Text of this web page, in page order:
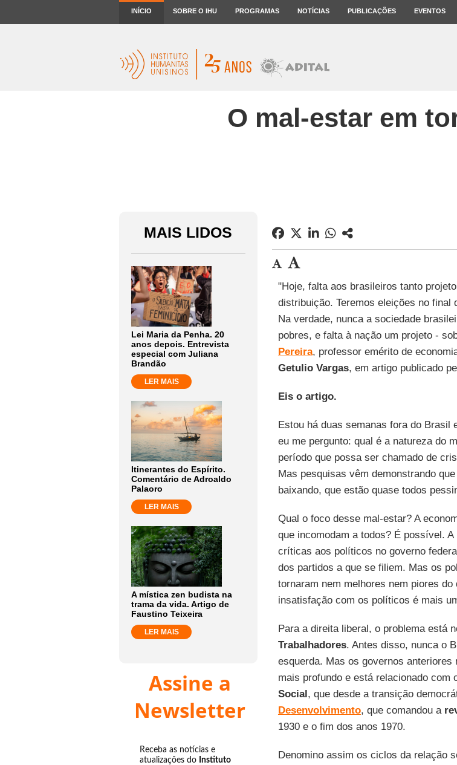
INÍCIO SOBRE O IHU PROGRAMAS NOTÍCIAS PUBLICAÇÕES EVENTOS
O mal-estar em
MAIS LIDOS
Lei Maria da Penha. 20
anos depois. Entrevista
especial com Juliana
Brandão
LER MAIS
Itinerantes do Espírito.
Comentário de Adroaldo
Palaoro
LER MAIS
A mística zen budista na
trama da vida. Artigo de
Faustino Teixeira
LER MAIS
Assine a
Newsletter
Receba as notícias e
atualizações do Instituto
"Hoje, falta aos brasileiros tanto
distribuição. Teremos eleições no final
Na verdade, nunca a sociedade
pobres, e falta à nação um projeto -
Pereira, professor emérito de
Getulio Vargas, em artigo publicado
Eis o artigo.
Estou há duas semanas fora do Brasil
eu me pergunto: qual é a natureza do
período que possa ser chamado de
Mas pesquisas vêm demonstrando
baixando, que estão quase todos
Qual o foco desse mal-estar? A
que incomodam a todos? É possível.
críticas aos políticos no governo
dos partidos a que se filiem. Mas os
tornaram nem melhores nem piores
insatisfação com os políticos é mais
Para a direita liberal, o problema está
Trabalhadores. Antes disso, nunca o
esquerda. Mas os governos
mais profundo e está relacionado com
Social, que desde a transição
Desenvolvimento, que comandou a
1930 e o fim dos anos 1970.
Denomino assim os ciclos da relação